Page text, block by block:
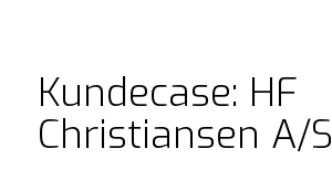
Kundecase: HF
Christiansen A/S